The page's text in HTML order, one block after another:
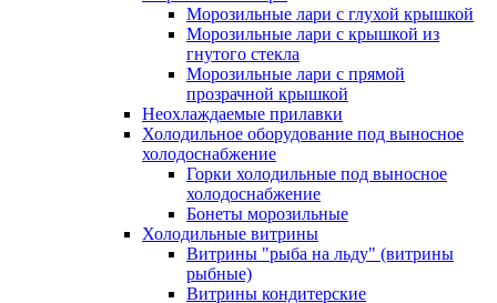
Морозильные лари с глухой крышкой
Морозильные лари с крышкой из
гнутого стекла
Морозильные лари с прямой
прозрачной крышкой
Неохлаждаемые прилавки
Холодильное оборудование под выносное
холодоснабжение
Горки холодильные под выносное
холодоснабжение
Бонеты морозильные
Холодильные витрины
Витрины "рыба на льду" (витрины
рыбные)
Витрины кондитерские